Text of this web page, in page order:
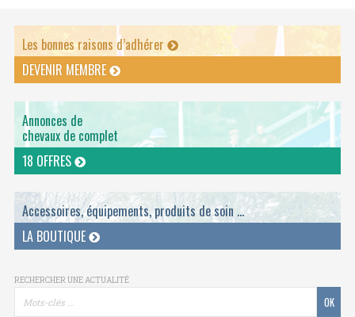
Les bonnes raisons d’adhérer
DEVENIR MEMBRE
Annonces de
chevaux de complet
18 OFFRES
Accessoires, équipements, produits de soin ...
LA BOUTIQUE
RECHERCHER UNE ACTUALITÉ